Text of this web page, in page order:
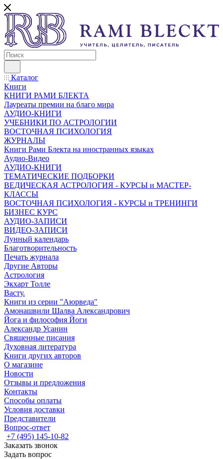
Каталог
Книги
КНИГИ РАМИ БЛЕКТА
Лауреаты премии на благо мира
АУДИО-КНИГИ
УЧЕБНИКИ ПО АСТРОЛОГИИ
ВОСТОЧНАЯ ПСИХОЛОГИЯ
ЖУРНАЛЫ
Книги Рами Блекта на иностранных языках
Аудио-Видео
АУДИО-КНИГИ
ТЕМАТИЧЕСКИЕ ПОДБОРКИ
ВЕДИЧЕСКАЯ АСТРОЛОГИЯ - КУРСЫ и МАСТЕР-
КЛАССЫ
ВОСТОЧНАЯ ПСИХОЛОГИЯ - КУРСЫ и ТРЕНИНГИ
БИЗНЕС КУРС
АУДИО-ЗАПИСИ
ВИДЕО-ЗАПИСИ
Лунный календарь
Благотворительность
Печать журнала
Другие Aвторы
Астрология
Экхарт Толле
Васту.
Книги из серии "Аюрведа"
Амонашвили Шалва Александрович
Йога и философия Йоги
Александр Усанин
Священные писания
Духовная литература
Книги других авторов
О магазине
Новости
Отзывы и предложения
Контакты
Способы оплаты
Условия доставки
Представители
Вопрос-ответ
+7 (495) 145-10-82
Заказать звонок
Задать вопрос